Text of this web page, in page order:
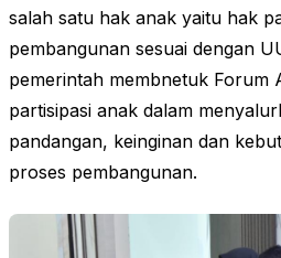
salah satu hak anak yaitu hak
pembangunan sesuai dengan
pemerintah membnetuk Forum
partisipasi anak dalam
pandangan, keinginan dan
proses pembangunan.